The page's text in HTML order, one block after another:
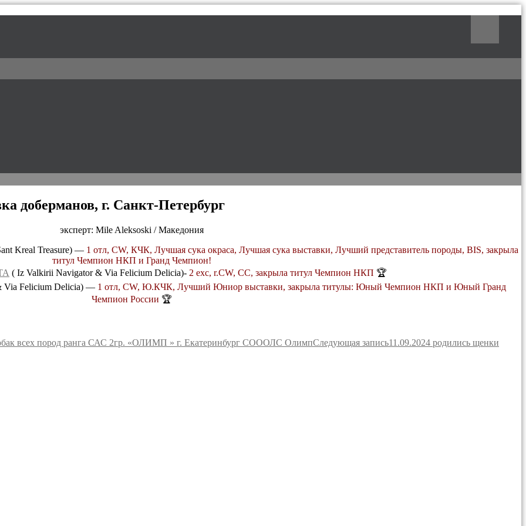
питомник доберманов
доберманов, г. Санкт-Петербург
эксперт: Mile Aleksoski / Македония
Kreal Treasure) — 1 отл, CW, КЧК, Лучшая сука окраса, Лучшая сука выставки, Лучший представитель породы, BIS, закрыла
титул Чемпион НКП и Гранд Чемпион!
( Iz Valkirii Navigator & Via Felicium Delicia)- 2 exc, r.CW, СС, закрыла титул Чемпион НКП 🏆
Via Felicium Delicia) — 1 отл, CW, Ю.КЧК, Лучший Юниор выставки, закрыла титулы: Юный Чемпион НКП и Юный Гранд
Чемпион России 🏆
всех пород ранга САС 2гр. «ОЛИМП » г. Екатеринбург СОООЛС ОлимпСледующая запись11.09.2024 родились щенки